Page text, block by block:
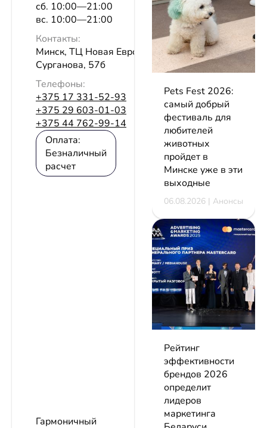
сб. 10:00—21:00
вс. 10:00—21:00
Контакты:
Минск, ТЦ Новая Европа, ул.
Сурганова, 57б
Телефоны:
+375 17 331-52-93
+375 29 603-01-03
+375 44 762-99-14
Оплата:
Безналичный
расчет
Гармоничный
Pets Fest 2026:
самый добрый
фестиваль для
любителей
животных
пройдет в
Минске уже в эти
выходные
06.08.2026 | Анонсы
Рейтинг
эффективности
брендов 2026
определит
лидеров
маркетинга